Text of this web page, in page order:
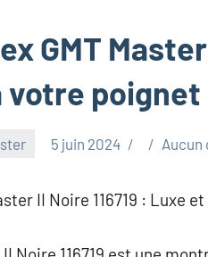
GMT
votre poignet
5 juin 2024 Aucun
II Noire 116719 : Luxe